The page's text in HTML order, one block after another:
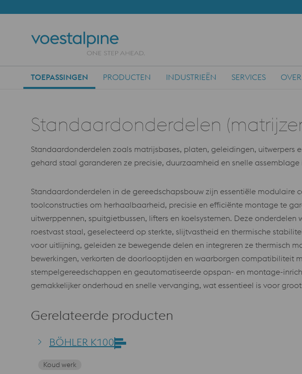
TOEPASSINGEN PRODUCTEN INDUSTRIEËN SERVICES
Standaardonderdelen
Standaardonderdelen zoals matrijsbases, platen, geleidingen, uitwerpers
gehard staal garanderen ze precisie, duurzaamheid en snelle
Standaardonderdelen in de gereedschapsbouw zijn essentiële
toolconstructies om herhaalbaarheid, precisie en efficiënte montage te
uitwerppennen, spuitgietbussen, lifters en koelsystemen. Deze
roestvast staal, geselecteerd op sterkte, slijtvastheid en thermische
voor uitlijning, geleiden ze bewegende delen en integreren ze thermisch
bewerkingen, verkorten de doorlooptijden en waarborgen compatibiliteit
stempelgereedschappen en geautomatiseerde opspan- en montage-
gemakkelijker onderhoud en snelle vervanging, wat essentieel is voor
Gerelateerde producten
BÖHLER K100
Koud werk